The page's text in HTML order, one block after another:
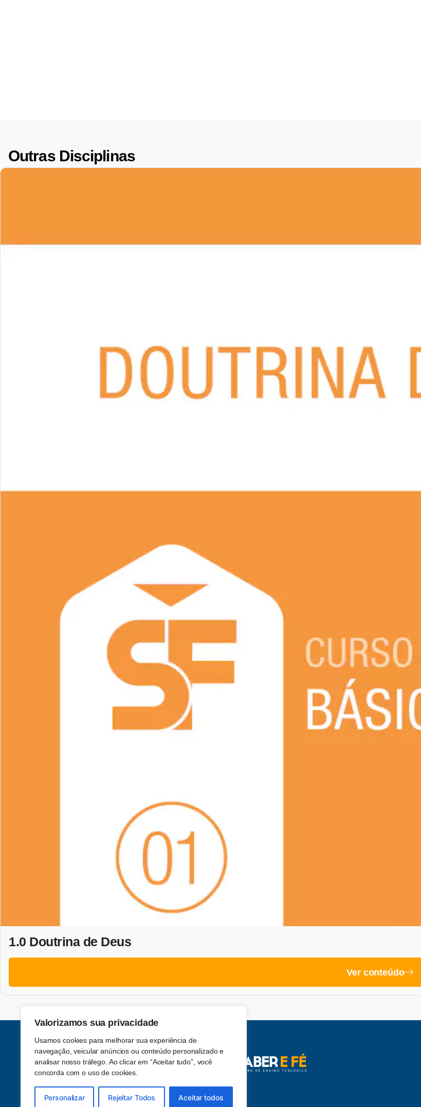
Valorizamos sua privacidade
Usamos cookies para melhorar sua experiência de
navegação, veicular anúncios ou conteúdo personalizado e
analisar nosso tráfego. Ao clicar em “Aceitar tudo”, você
concorda com o uso de cookies.
Personalizar Rejeitar Todos Aceitar todos
Outras Disciplinas
1.0 Doutrina de Deus
Ver conteúdo
Acompanhe-nos nas redes sociais